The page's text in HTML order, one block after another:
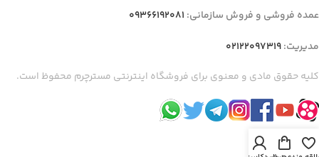
عمده فروشی و فروش سازمانی: 09366192081
مدیریت:02122097319
کلیه حقوق مادی و معنوی برای فروشگاه اینترنتی مسترچرم محفوظ است.